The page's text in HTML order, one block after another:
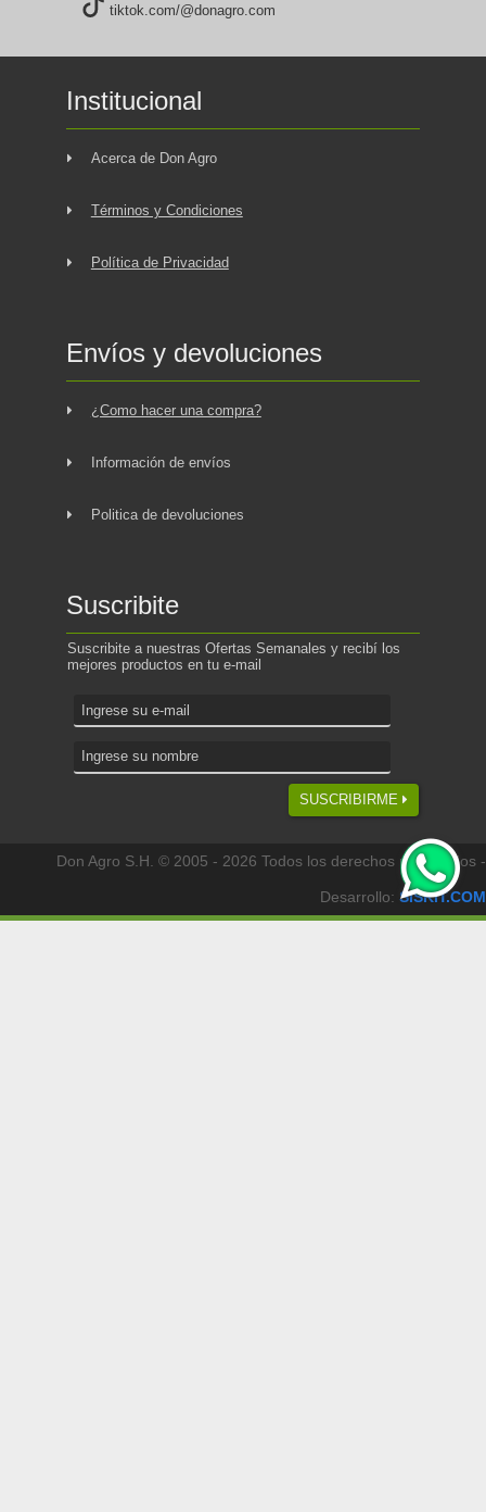
tiktok.com/@donagro.com
Institucional
Acerca de Don Agro
Términos y Condiciones
Política de Privacidad
Envíos y devoluciones
¿Como hacer una compra?
Información de envíos
Politica de devoluciones
Suscribite
Suscribite a nuestras Ofertas Semanales y recibí los
mejores productos en tu e-mail
SUSCRIBIRME
Don Agro S.H. © 2005 - 2026 Todos los derechos reservados -
Desarrollo: SISKIT.COM